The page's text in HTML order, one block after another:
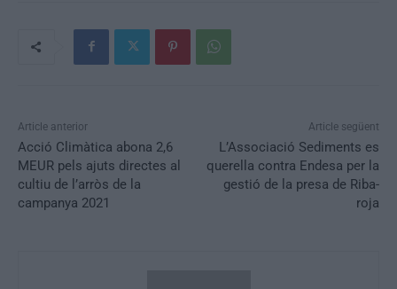
Article anterior
Acció Climàtica abona 2,6
MEUR pels ajuts directes al
cultiu de l’arròs de la
campanya 2021
Article següent
L’Associació Sediments es
querella contra Endesa per la
gestió de la presa de Riba-
roja